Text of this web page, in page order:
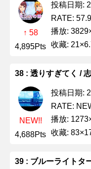
↑ 58
4,895Pts
投稿日期:
RATE:
播放:
收藏:
38 : 透りすぎてく /
NEW!!
4,688Pts
投稿日期:
RATE:
播放:
收藏:
39 : ブルーライトタ